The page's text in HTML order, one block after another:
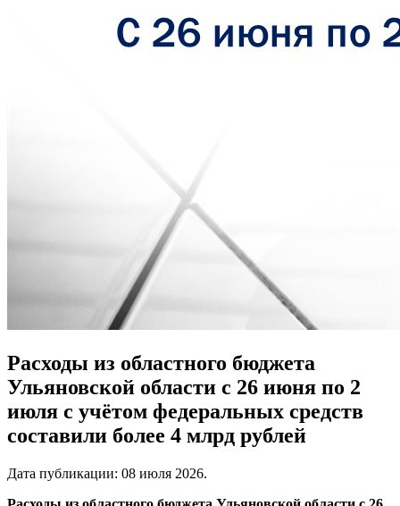
Расходы из областного бюджета
Ульяновской области с 26 июня по 2
июля с учётом федеральных средств
составили более 4 млрд рублей
Дата публикации: 08 июля 2026.